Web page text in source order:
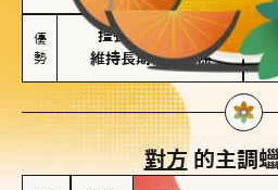
優
勢
擅長聆聽與溝通
維持長期穩定關係
對方的主調